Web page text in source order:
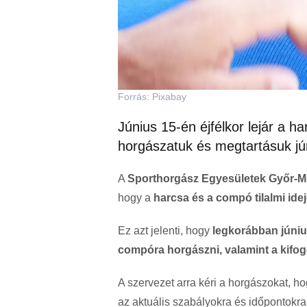
Forrás: Pixabay
Június 15-én éjfélkor lejár a
horgászatuk és megtartásuk
A Sporthorgász Egyesületek Győr-
hogy a harcsa és a compó tilalmi
Ez azt jelenti, hogy legkorábban
compóra horgászni, valamint a
A szervezet arra kéri a horgászokat,
az aktuális szabályokra és